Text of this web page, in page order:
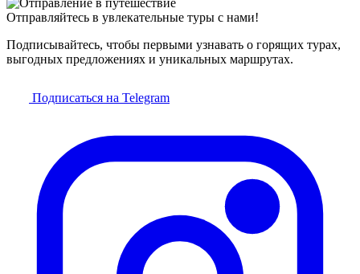
Отправляйтесь в увлекательные туры с нами!
Подписывайтесь, чтобы первыми узнавать о горящих турах,
выгодных предложениях и уникальных маршрутах.
Подписаться на Telegram